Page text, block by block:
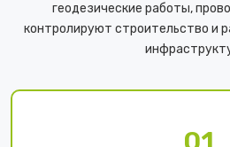
геодезические работы,
контролируют строительство и